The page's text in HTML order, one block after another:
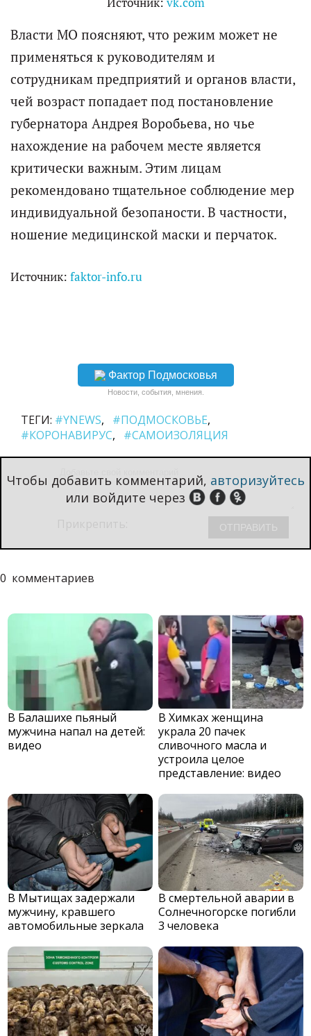
Власти МО поясняют, что режим может не
применяться к руководителям и
сотрудникам предприятий и органов власти,
чей возраст попадает под постановление
губернатора Андрея Воробьева, но чье
нахождение на рабочем месте является
критически важным. Этим лицам
рекомендовано тщательное соблюдение мер
индивидуальной безопаности. В частности,
ношение медицинской маски и перчаток.
Источник: faktor-info.ru
Фактор Подмосковья
Новости, события, мнения.
ТЕГИ: #YNEWS
#ПОДМОСКОВЬЕ
#КОРОНАВИРУС
#САМОИЗОЛЯЦИЯ
Чтобы добавить комментарий, авторизуйтесь
или войдите через
0 комментариев
В Балашихе пьяный
мужчина напал на детей:
видео
В Химках женщина
украла 20 пачек
сливочного масла и
устроила целое
представление: видео
В Мытищах задержали
мужчину, кравшего
автомобильные зеркала
В смертельной аварии в
Солнечногорске погибли
3 человека